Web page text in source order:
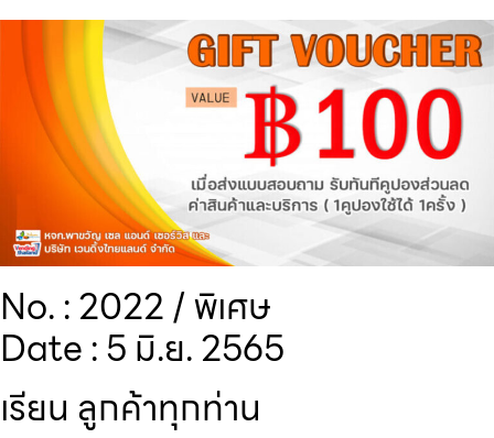
No. : 2022 / พิเศษ
Date : 5 มิ.ย. 2565
เรียน ลูกค้าทุกท่าน